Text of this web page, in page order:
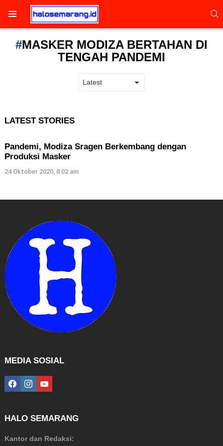
MASKER MODIZA BERTAHAN DI
TENGAH PANDEMI
LATEST STORIES
Pandemi, Modiza Sragen Berkembang dengan
Produksi Masker
24 Oktober 2020, 8:02 am
MEDIA SOSIAL
facebookinstagramyoutube
HALO SEMARANG
Kantor dan Redaksi: